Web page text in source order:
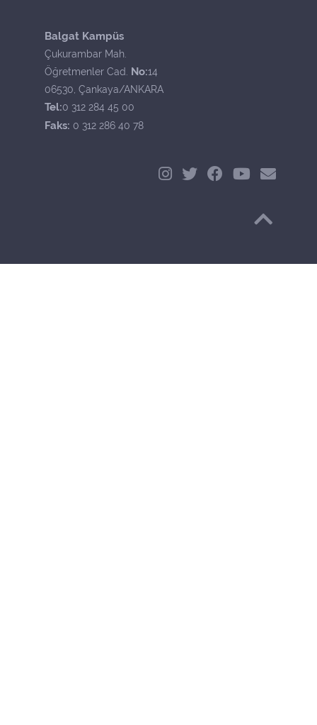
Balgat Kampüs
Çukurambar Mah.
Öğretmenler Cad. No:14
06530, Çankaya/ANKARA
Tel:0 312 284 45 00
Faks: 0 312 286 40 78